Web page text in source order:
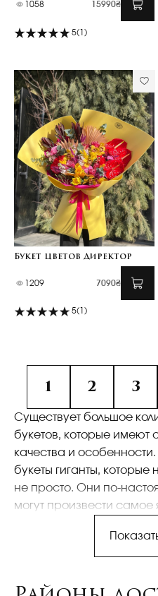
1058 15990₴
5(1)
Букет цветов Директор
1209 7090₴
5(1)
1 2 3
Существует большое
букетов, которые имеют
качества и
букеты гиганты,
не просто. Они по-
могут произвести самое
компания предлагает
котором можно найти
выглядят на все сто,